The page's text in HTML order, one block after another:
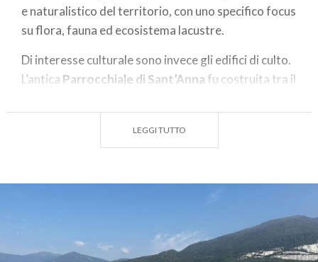
e naturalistico del territorio, con uno specifico focus
su flora, fauna ed ecosistema lacustre.
Di interesse culturale sono invece gli edifici di culto.
L’antica Parrocchiale di Sant’Anna fu costruita tra il
cinquecentesca, ed è un esempio di barocco
una piccola perla: laChiesa di Sant’Ambrogio, in via
L’edificio attuale, in pietra naturale e con tetto a
capanna, è databile intorno al 1200.
LEGGI TUTTO